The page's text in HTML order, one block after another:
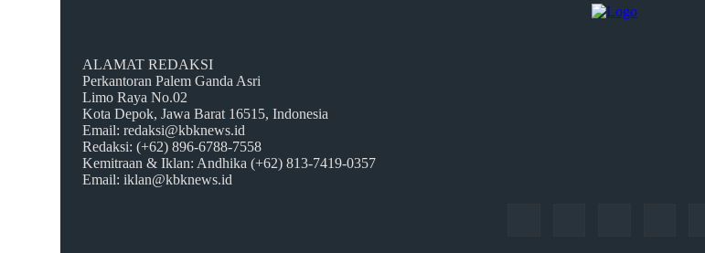
ALAMAT REDAKSI
Perkantoran Palem Ganda Asri
Limo Raya No.02
Kota Depok, Jawa Barat 16515, Indonesia
Email: redaksi@kbknews.id
Redaksi: (+62) 896-6788-7558
Kemitraan & Iklan: Andhika (+62) 813-7419-0357
Email: iklan@kbknews.id